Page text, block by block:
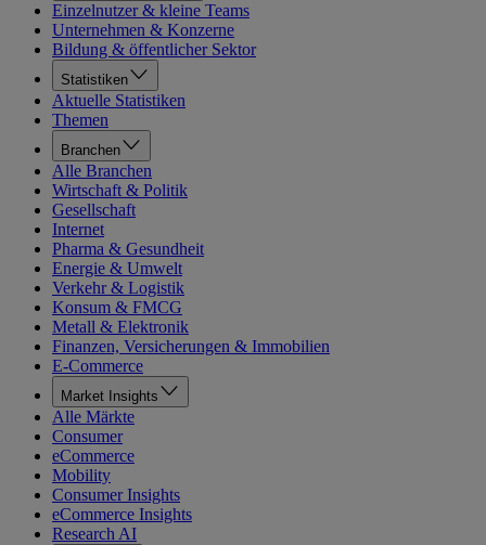
Einzelnutzer & kleine Teams
Unternehmen & Konzerne
Bildung & öffentlicher Sektor
Statistiken
Aktuelle Statistiken
Themen
Branchen
Alle Branchen
Wirtschaft & Politik
Gesellschaft
Internet
Pharma & Gesundheit
Energie & Umwelt
Verkehr & Logistik
Konsum & FMCG
Metall & Elektronik
Finanzen, Versicherungen & Immobilien
E-Commerce
Market Insights
Alle Märkte
Consumer
eCommerce
Mobility
Consumer Insights
eCommerce Insights
Research AI